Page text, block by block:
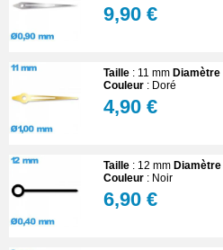
9,90 €
Taille : 11 mm Diamètre
Couleur : Doré
4,90 €
Taille : 12 mm Diamètre
Couleur : Noir
6,90 €